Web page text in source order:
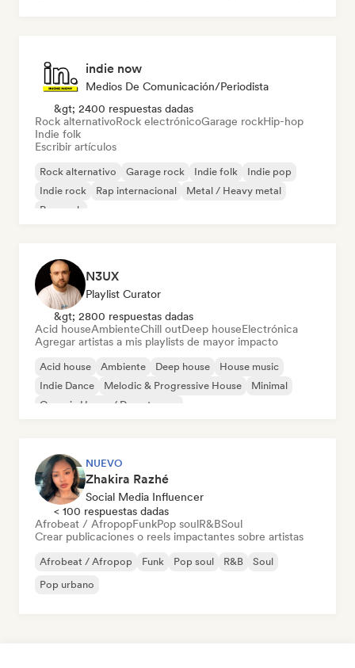
indie now
Medios De Comunicación/Periodista
&gt; 2400 respuestas dadas
Rock alternativoRock electrónicoGarage rockHip-hop
Indie folk
Escribir artículos
Rock alternativo Garage rock Indie folk
Indie pop
Indie rock
Rap internacional
Metal / Heavy metal
Pop rock
N3UX
Playlist Curator
&gt; 2800 respuestas dadas
Acid houseAmbienteChill outDeep houseElectrónica
Agregar artistas a mis playlists de mayor impacto
Acid house Ambiente Deep house
House music
Indie Dance
Melodic & Progressive House
Minimal
Organic House / Downtempo
NUEVO
Zhakira Razhé
Social Media Influencer
< 100 respuestas dadas
Afrobeat / AfropopFunkPop soulR&BSoul
Crear publicaciones o reels impactantes sobre artistas
Afrobeat / Afropop Funk Pop soul R&B
Soul
Pop urbano